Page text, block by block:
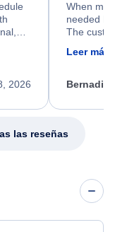
2026
When my
needed
The
calm,
my issue.
Leer más
las reseñas